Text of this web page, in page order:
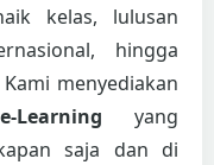
kelas, lulusan
hingga
menyediakan
yang
saja dan di